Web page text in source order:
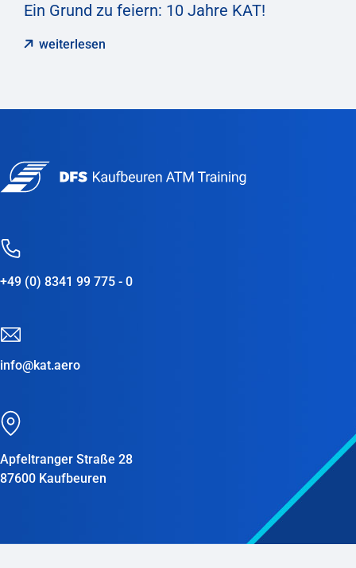
Ein Grund zu feiern: 10 Jahre KAT!
weiterlesen
+49 (0) 8341 99 775 - 0
info@kat.aero
Apfeltranger Straße 28
87600 Kaufbeuren